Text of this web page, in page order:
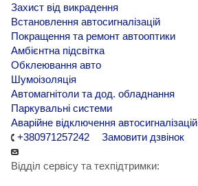
Захист від викрадення
Встановлення автосигналізацій
Покращення та ремонт автооптики
Амбієнтна підсвітка
Обклеювання авто
Шумоізоляція
Автомагнітоли та дод. обладнання
Паркувальні системи
Аварійне відключення автосигналізацій
+380971257242
Замовити дзвінок
Відділ сервісу та техпідтримки: